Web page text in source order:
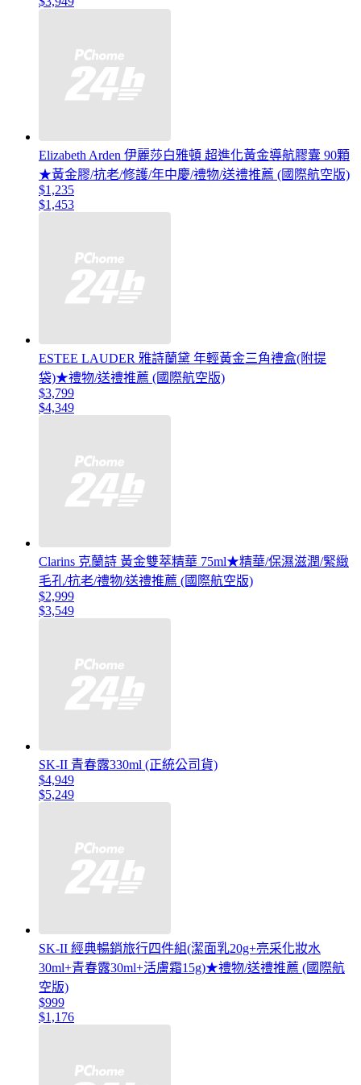
Elizabeth Arden 伊麗莎白雅頓 超進化黃金導航膠囊 90顆
★黃金膠/抗老/修護/年中慶/禮物/送禮推薦 (國際航空版)
$1,235
$1,453
ESTEE LAUDER 雅詩蘭黛 年輕黃金三角禮盒(附提
袋)★禮物/送禮推薦 (國際航空版)
$3,799
$4,349
Clarins 克蘭詩 黃金雙萃精華 75ml★精華/保濕滋潤/緊緻
毛孔/抗老/禮物/送禮推薦 (國際航空版)
$2,999
$3,549
SK-II 青春露330ml (正統公司貨)
$4,949
$5,249
SK-II 經典暢銷旅行四件組(潔面乳20g+亮采化妝水
30ml+青春露30ml+活膚霜15g)★禮物/送禮推薦 (國際航
空版)
$999
$1,176